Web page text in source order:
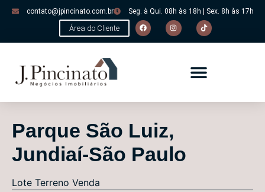
contato@jpincinato.com.br Seg. à Qui. 08h às 18h | Sex. 8h às 17h
Área do Cliente
Parque São Luiz,
Jundiaí-São Paulo
Lote Terreno Venda